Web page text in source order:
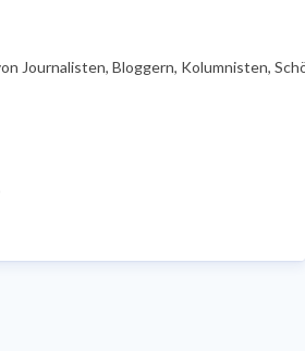
Journalisten, Bloggern, Kolumnisten,